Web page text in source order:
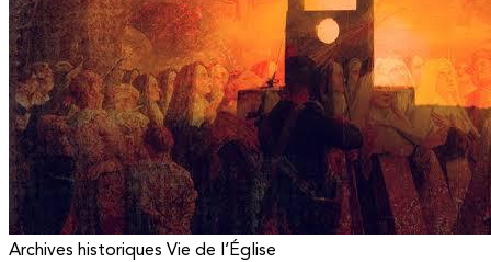
Archives historiques Vie de l’Église